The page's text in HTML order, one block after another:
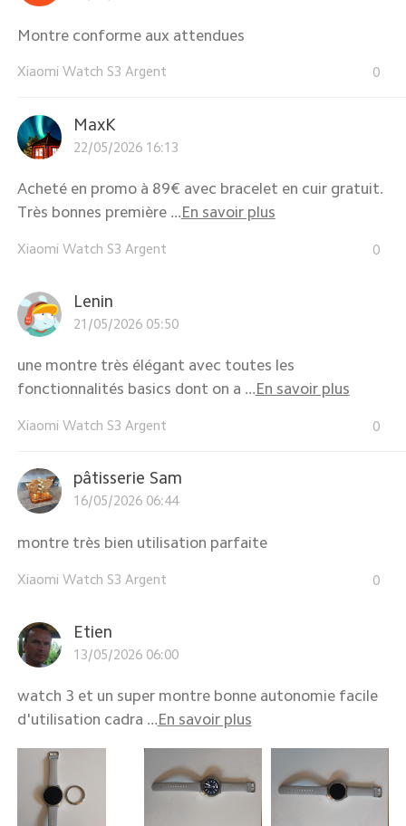
Montre conforme aux attendues
Xiaomi Watch S3 Argent 0
MaxK
22/05/2026 16:13
Acheté en promo à 89€ avec bracelet en cuir gratuit.
Très bonnes première ...En savoir plus
Xiaomi Watch S3 Argent 0
Lenin
21/05/2026 05:50
une montre très élégant avec toutes les
fonctionnalités basics dont on a ... En savoir plus
Xiaomi Watch S3 Argent 0
pâtisserie Sam
16/05/2026 06:44
montre très bien utilisation parfaite
Xiaomi Watch S3 Argent 0
Etien
13/05/2026 06:00
watch 3 et un super montre bonne autonomie facile
d'utilisation cadra ...En savoir plus